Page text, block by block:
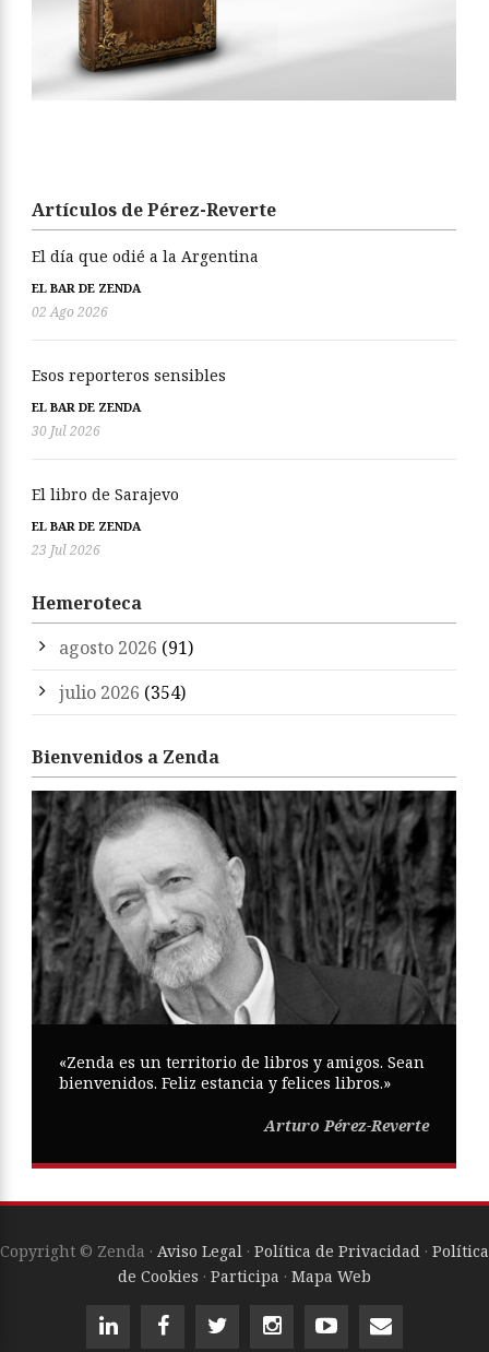
Artículos de Pérez-Reverte
El día que odié a la Argentina
EL BAR DE ZENDA
02 Ago 2026
Esos reporteros sensibles
EL BAR DE ZENDA
30 Jul 2026
El libro de Sarajevo
EL BAR DE ZENDA
23 Jul 2026
Hemeroteca
agosto 2026 (91)
julio 2026 (354)
Bienvenidos a Zenda
«Zenda es un territorio de libros y amigos. Sean
bienvenidos. Feliz estancia y felices libros.»
Arturo Pérez-Reverte
Copyright © Zenda · Aviso Legal · Política de Privacidad · Política
de Cookies · Participa · Mapa Web